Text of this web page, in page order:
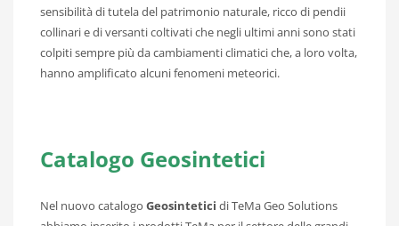
sensibilità di tutela del patrimonio naturale, ricco di pendii
collinari e di versanti coltivati che negli ultimi anni sono stati
colpiti sempre più da cambiamenti climatici che, a loro volta,
hanno amplificato alcuni fenomeni meteorici.
Catalogo Geosintetici
Nel nuovo catalogo Geosintetici di TeMa Geo Solutions